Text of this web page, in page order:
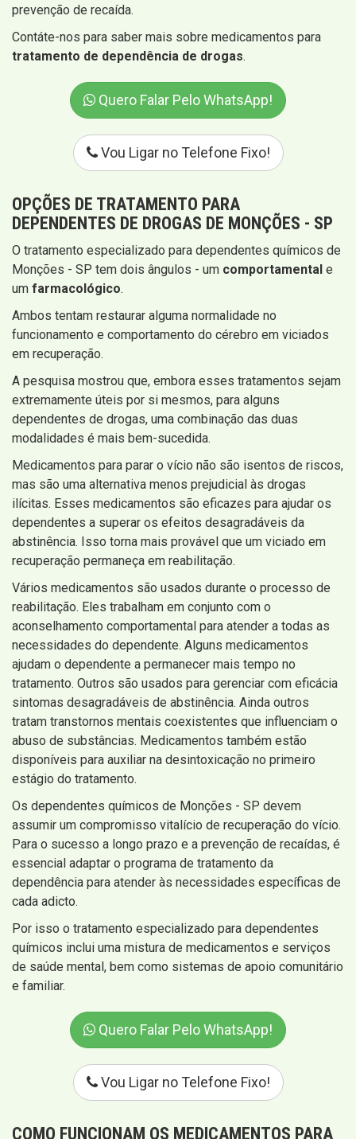
prevenção de recaída.
Contáte-nos para saber mais sobre medicamentos para
tratamento de dependência de drogas.
Quero Falar Pelo WhatsApp!
Vou Ligar no Telefone Fixo!
OPÇÕES DE TRATAMENTO PARA
DEPENDENTES DE DROGAS DE MONÇÕES - SP
O tratamento especializado para dependentes químicos de
Monções - SP tem dois ângulos - um comportamental e
um farmacológico.
Ambos tentam restaurar alguma normalidade no
funcionamento e comportamento do cérebro em viciados
em recuperação.
A pesquisa mostrou que, embora esses tratamentos sejam
extremamente úteis por si mesmos, para alguns
dependentes de drogas, uma combinação das duas
modalidades é mais bem-sucedida.
Medicamentos para parar o vício não são isentos de riscos,
mas são uma alternativa menos prejudicial às drogas
ilícitas. Esses medicamentos são eficazes para ajudar os
dependentes a superar os efeitos desagradáveis ​​da
abstinência. Isso torna mais provável que um viciado em
recuperação permaneça em reabilitação.
Vários medicamentos são usados ​​durante o processo de
reabilitação. Eles trabalham em conjunto com o
aconselhamento comportamental para atender a todas as
necessidades do dependente. Alguns medicamentos
ajudam o dependente a permanecer mais tempo no
tratamento. Outros são usados ​​para gerenciar com eficácia
sintomas desagradáveis ​​de abstinência. Ainda outros
tratam transtornos mentais coexistentes que influenciam o
abuso de substâncias. Medicamentos também estão
disponíveis para auxiliar na desintoxicação no primeiro
estágio do tratamento.
Os dependentes químicos de Monções - SP devem
assumir um compromisso vitalício de recuperação do vício.
Para o sucesso a longo prazo e a prevenção de recaídas, é
essencial adaptar o programa de tratamento da
dependência para atender às necessidades específicas de
cada adicto.
Por isso o tratamento especializado para dependentes
químicos inclui uma mistura de medicamentos e serviços
de saúde mental, bem como sistemas de apoio comunitário
e familiar.
Quero Falar Pelo WhatsApp!
Vou Ligar no Telefone Fixo!
COMO FUNCIONAM OS MEDICAMENTOS PARA